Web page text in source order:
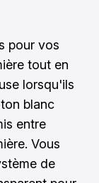
pour vos
tout en
lorsqu'ils
blanc
entre
Vous
de